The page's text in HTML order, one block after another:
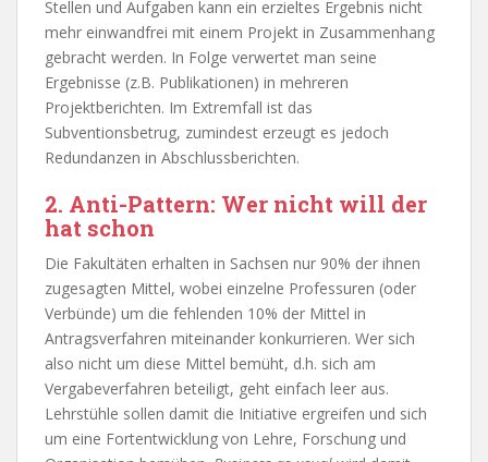
Stellen und Aufgaben kann ein erzieltes Ergebnis nicht
mehr einwandfrei mit einem Projekt in Zusammenhang
gebracht werden. In Folge verwertet man seine
Ergebnisse (z.B. Publikationen) in mehreren
Projektberichten. Im Extremfall ist das
Subventionsbetrug, zumindest erzeugt es jedoch
Redundanzen in Abschlussberichten.
2. Anti-Pattern: Wer nicht will der
hat schon
Die Fakultäten erhalten in Sachsen nur 90% der ihnen
zugesagten Mittel, wobei einzelne Professuren (oder
Verbünde) um die fehlenden 10% der Mittel in
Antragsverfahren miteinander konkurrieren. Wer sich
also nicht um diese Mittel bemüht, d.h. sich am
Vergabeverfahren beteiligt, geht einfach leer aus.
Lehrstühle sollen damit die Initiative ergreifen und sich
um eine Fortentwicklung von Lehre, Forschung und